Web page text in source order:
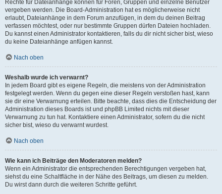
Rechte für Dateianhänge können für Foren, Gruppen und einzelne Benutzer
vergeben werden. Die Board-Administration hat es möglicherweise nicht
erlaubt, Dateianhänge in dem Forum anzufügen, in dem du deinen Beitrag
verfassen möchtest, oder nur bestimmte Gruppen dürfen Dateien hochladen.
Du kannst einen Administrator kontaktieren, falls du dir nicht sicher bist, wieso
du keine Dateianhänge anfügen kannst.
Nach oben
Weshalb wurde ich verwarnt?
In jedem Board gibt es eigene Regeln, die meistens von der Administration
festgelegt werden. Wenn du gegen eine dieser Regeln verstoßen hast, kann
sie dir eine Verwarnung erteilen. Bitte beachte, dass dies die Entscheidung der
Administration dieses Boards ist und phpBB Limited nichts mit dieser
Verwarnung zu tun hat. Kontaktiere einen Administrator, sofern du die nicht
sicher bist, wieso du verwarnt wurdest.
Nach oben
Wie kann ich Beiträge den Moderatoren melden?
Wenn ein Administrator die entsprechenden Berechtigungen vergeben hat,
siehst du eine Schaltfläche in der Nähe des Beitrags, um diesen zu melden.
Du wirst dann durch die weiteren Schritte geführt.